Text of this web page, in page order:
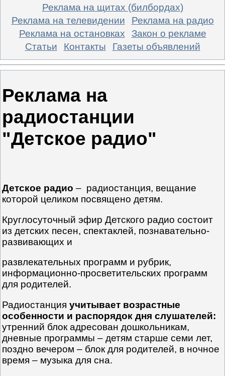
Реклама на щитах (билбордах)
Реклама на телевидении
Реклама на радио
Реклама на остановках
Закон о рекламе
Статьи
Контакты Газеты объявлений
Реклама на
радиостанции
"Детское радио"
Детское радио – радиостанция, вещание
которой целиком посвящено детям.
Круглосуточный эфир Детского радио состоит
из детских песен, спектаклей, познавательно-
развивающих и
развлекательных программ и рубрик,
информационно-просветительских программ
для родителей.
Радиостанция учитывает возрастные
особенности и распорядок дня слушателей:
утренний блок адресован дошкольникам,
дневные программы – детям старше семи лет,
поздно вечером – блок для родителей, в ночное
время – музыка для сна.